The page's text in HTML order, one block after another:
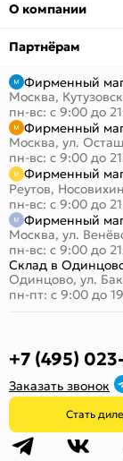
О компании
Партнёрам
Фирменный
Москва,
пн-вс: с 9:00 до
Фирменный
Москва, ул.
пн-вс: с 9:00 до
Фирменный
Реутов,
пн-вс: с 9:00 до
Фирменный
Москва, ул.
пн-вс: с 9:00 до
Склад в
Одинцово, ул.
пн-пт: с 9:00 до
+7 (495)
Заказать звонок
Стать